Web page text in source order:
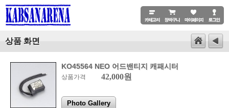
상품 화면
KO45564 NEO 어드밴티지 캐패시터
상품가격 42,000원
Photo Gallery